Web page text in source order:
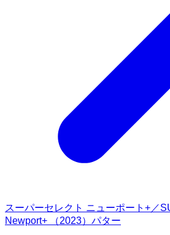
スーパーセレクト ニューポート+／
Newport+ （2023）パター